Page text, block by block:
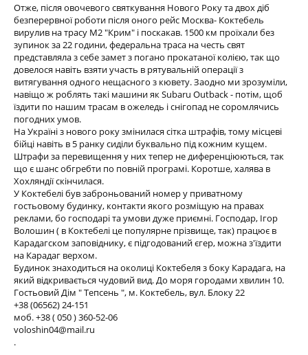
Отже, після овочевого святкування Нового Року та двох діб
безперервної роботи після оного рейс Москва- Коктебель
вирулив на трасу М2 "Крим" і поскакав. 1500 км проїхали без
зупинок за 22 години, федеральна траса на честь свят
представляла з себе замет з погано прокатаної колією, так що
довелося навіть взяти участь в рятувальній операції з
витягування одного нещасного з кювету. Заодно ми зрозуміли,
навіщо ж роблять такі машини як Subaru Outback - потім, щоб
їздити по нашим трасам в ожеледь і снігопад не соромлячись
погодних умов.
На Україні з нового року змінилася сітка штрафів, тому місцеві
бійці навіть в 5 ранку сиділи буквально під кожним кущем.
Штрафи за перевищення у них тепер не диференціюються, так
що є шанс обгребти по повній програмі. Коротше, халява в
Хохляндії скінчилася.
У Коктебелі був заброньований номер у приватному
гостьовому будинку, контакти якого розміщую на правах
реклами, бо господарі та умови дуже приємні. Господар, Ігор
Волошин ( в Коктебелі це популярне прізвище, так) працює в
Карадагском заповіднику, є підгодований єгер, можна з'їздити
на Карадаг верхом.
Будинок знаходиться на околиці Коктебеля з боку Карадага, на
який відкривається чудовий вид. До моря городами хвилин 10.
Гостьовий Дім " Тепсень ", м. Коктебель, вул. Блоку 22
+38 (06562) 24-151
моб. +38 ( 050 ) 360-52-06
voloshin04@mail.ru
.